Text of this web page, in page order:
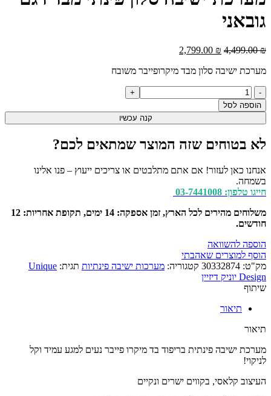
גובאני
4,499.00₪
המחיר
היה:
2,799.00 ₪
הוא:
מערכת ישיבה סלון מבד מיקרופייבר משובח
כמות
של
מערכת
ישיבה
פינתי
דגם
גובאני
הוספה לסל
קנה עכשיו
לא בטוחים שזה המוצר שמתאים לכם?
אנחנו כאן לעזור! אם אתם מתלבטים או צריכים ייעוץ – פנו אלינו
בשמחה.
חייגו טלפון: 03-7441008
משלוחים מהירים לכל הארץ, זמן אספקה: 14 ימים, תקופת אחריות: 12
חודשים.
הוספה להשוואה
הוסף למוצרים שאהבתי
מק"ט: 30332874 קטגוריה: מערכות ישיבה פינתיות תגית: Unique
Design יוניק דיזיין
שיתוף
תיאור
תיאור
מערכת ישיבה פינתית בריפוד בד מיקרו פייבר נעים למגע עמיד וקל
לניקוי!
העיצוב קלאסי, בקווים ישרים ונקיים